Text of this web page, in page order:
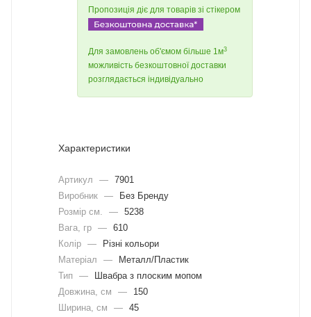
Пропозиція діє для товарів зі стікером
Для замовлень об'ємом більше 1м3
можливість безкоштовної доставки
розглядається індивідуально
Характеристики
Артикул — 7901
Виробник —
Без Бренду
Розмір см.
— 5238
Вага, гр — 610
Колір —
Різні кольори
Матеріал
—
Металл/Пластик
Тип
—
Швабра з плоским мопом
Довжина, cм
—
150
Ширина, cм
— 45